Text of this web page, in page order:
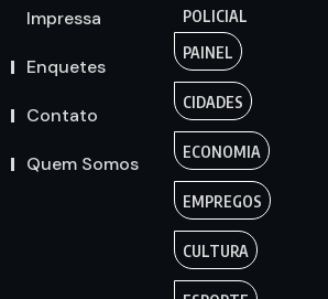
Impressa
Enquetes
Contato
Quem Somos
POLICIAL
PAINEL
CIDADES
ECONOMIA
EMPREGOS
CULTURA